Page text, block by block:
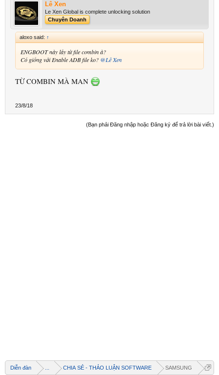
Lê Xen
Le Xen Global is complete unlocking solution
Chuyên Doanh
aloxo said: ↑
ENGBOOT này lấy từ file combin à?
Có giống với Enable ADB file ko? @Lê Xen
TỪ COMBIN MÀ MAN
23/8/18
(Bạn phải Đăng nhập hoặc Đăng ký để trả lời bài viết.)
Diễn đàn CHIA SẺ - THẢO LUẬN SOFTWARE SAMSUNG